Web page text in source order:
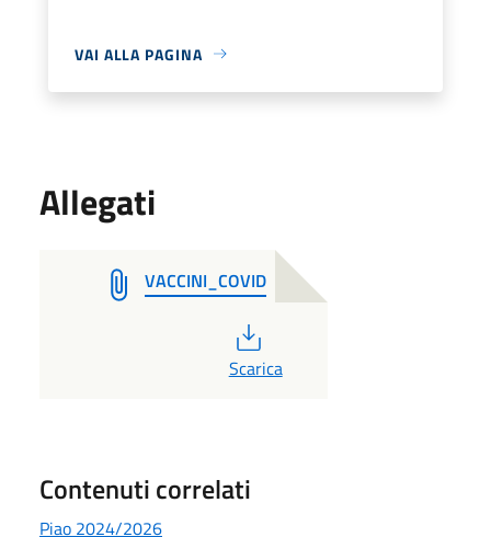
VAI ALLA PAGINA
Allegati
VACCINI_COVID
PDF
Scarica
Contenuti correlati
Piao 2024/2026